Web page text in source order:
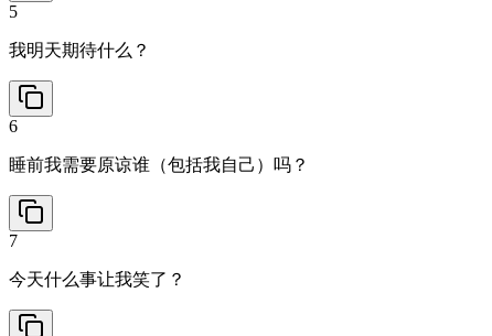
5
我明天期待什么？
6
睡前我需要原谅谁（包括我自己）吗？
7
今天什么事让我笑了？